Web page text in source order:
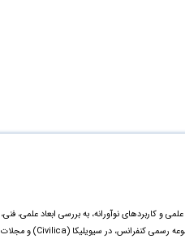
کاربردهای نوآورانه، به بررسی ابعاد علمی، فنی،
اخلاقی و اجتماعی این فناوری پرداخته و به تبادل دانش و تجربه بپردازند. مقالات ارائه‌شده علاوه بر چاپ در مجموعه رسمی کنفرانس، در سیویلیکا (Civilica) و مجلات